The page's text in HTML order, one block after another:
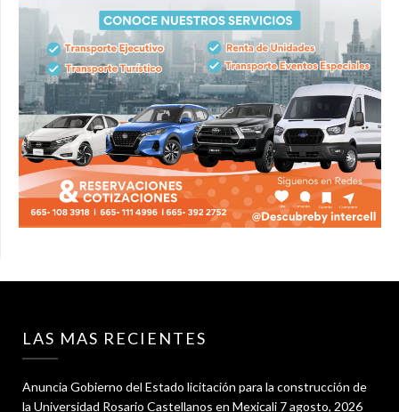
LAS MAS RECIENTES
Anuncia Gobierno del Estado licitación para la construcción de
la Universidad Rosario Castellanos en Mexicali 7 agosto, 2026